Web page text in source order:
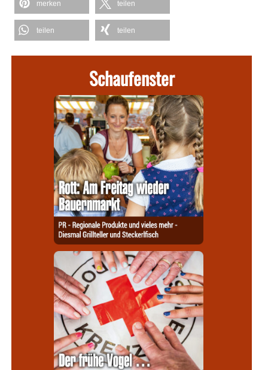
merken teilen
teilen teilen
Schaufenster